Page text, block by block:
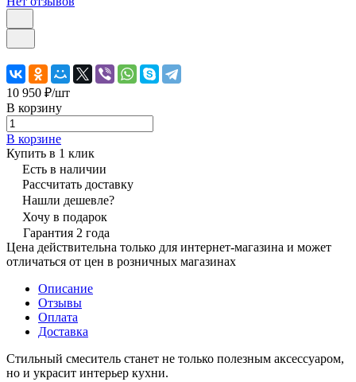
10 950 ₽/шт
В корзину
В корзине
Купить в 1 клик
Есть в наличии
Рассчитать доставку
Нашли дешевле?
Хочу в подарок
Гарантия 2 года
Цена действительна только для интернет-магазина и может
отличаться от цен в розничных магазинах
Описание
Отзывы
Оплата
Доставка
Стильный смеситель станет не только полезным аксессуаром,
но и украсит интерьер кухни.